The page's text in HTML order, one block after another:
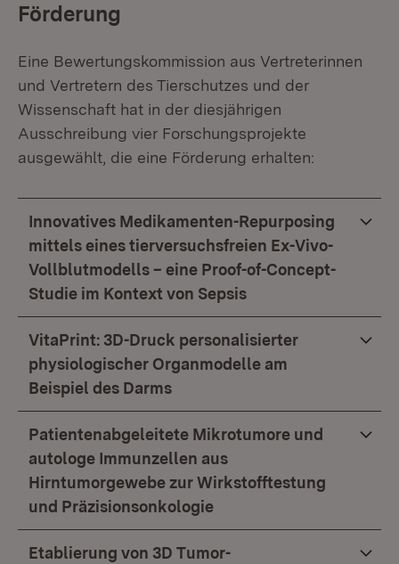
Förderung
Eine Bewertungskommission aus Vertreterinnen
und Vertretern des Tierschutzes und der
Wissenschaft hat in der diesjährigen
Ausschreibung vier Forschungsprojekte
ausgewählt, die eine Förderung erhalten:
Innovatives Medikamenten-Repurposing
mittels eines tierversuchsfreien Ex-Vivo-
Vollblutmodells – eine Proof-of-Concept-
Studie im Kontext von Sepsis
VitaPrint: 3D-Druck personalisierter
physiologischer Organmodelle am
Beispiel des Darms
Patientenabgeleitete Mikrotumore und
autologe Immunzellen aus
Hirntumorgewebe zur Wirkstofftestung
und Präzisionsonkologie
Etablierung von 3D Tumor-